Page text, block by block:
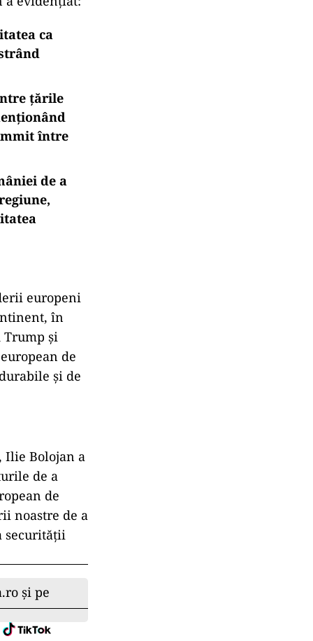
ca
țările
între
de a
europeni
în
și
de
și de
Ilie Bolojan a
de a
de
noastre de a
securității
și pe